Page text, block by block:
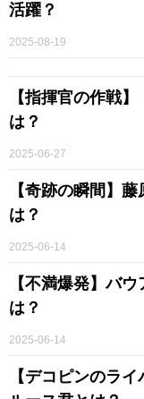
活躍？
2025-08-19
【指揮官の作戦
は？
2025-06-27
【奇跡の瞬間】
は？
2025-06-14
【不満爆発】バ
は？
2025-06-14
【デコピンのラ